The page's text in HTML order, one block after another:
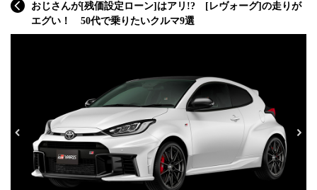
おじさんが[残価設定ローン]はアリ!? [レヴォーグ]の走りが
エグい！ 50代で乗りたいクルマ9選